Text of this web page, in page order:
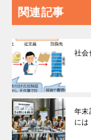
関連記事
社会
年末
には